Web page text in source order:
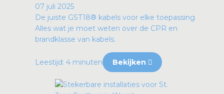
07 juli 2025
De juiste GST18® kabels voor elke toepassing
Alles wat je moet weten over de CPR en
brandklasse van kabels.
Leestijd: 4 minuten Bekijken